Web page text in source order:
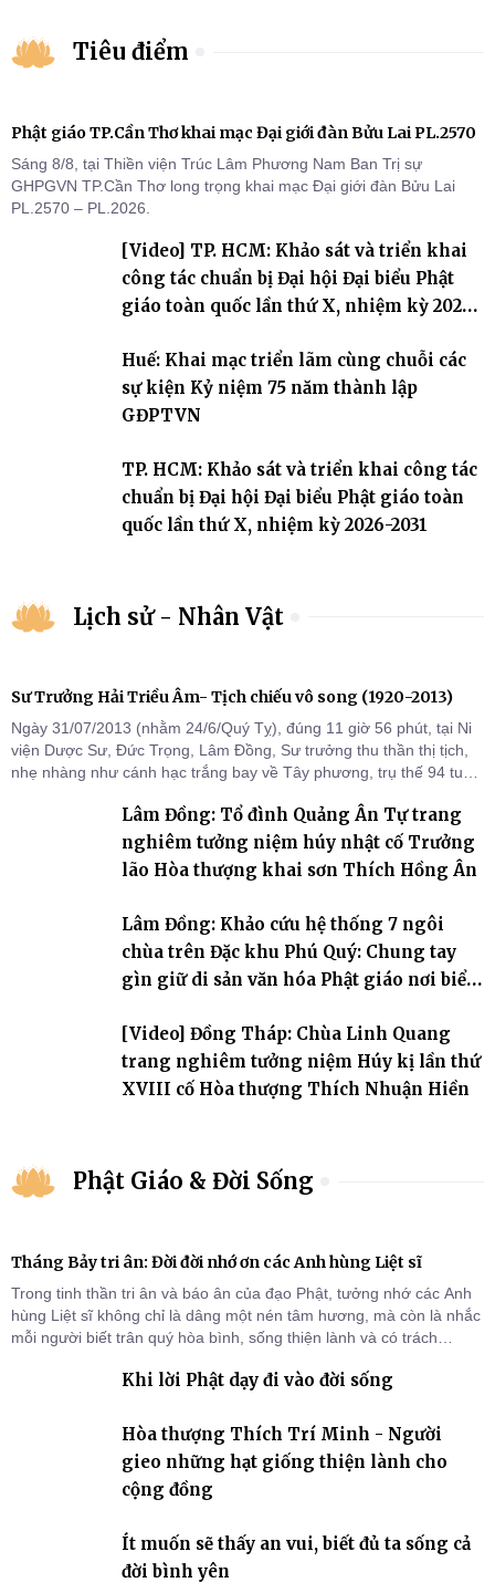
Tiêu điểm
Phật giáo TP.Cần Thơ khai mạc Đại giới đàn Bửu Lai PL.2570
Sáng 8/8, tại Thiền viện Trúc Lâm Phương Nam Ban Trị sự
GHPGVN TP.Cần Thơ long trọng khai mạc Đại giới đàn Bửu Lai
PL.2570 – PL.2026.
[Video] TP. HCM: Khảo sát và triển khai
công tác chuẩn bị Đại hội Đại biểu Phật
giáo toàn quốc lần thứ X, nhiệm kỳ 2026-
Huế: Khai mạc triển lãm cùng chuỗi các
sự kiện Kỷ niệm 75 năm thành lập
GĐPTVN
TP. HCM: Khảo sát và triển khai công tác
chuẩn bị Đại hội Đại biểu Phật giáo toàn
quốc lần thứ X, nhiệm kỳ 2026-2031
Lịch sử - Nhân Vật
Sư Trưởng Hải Triều Âm- Tịch chiếu vô song (1920-2013)
Ngày 31/07/2013 (nhằm 24/6/Quý Tỵ), đúng 11 giờ 56 phút, tại Ni
viện Dược Sư, Đức Trọng, Lâm Đồng, Sư trưởng thu thần thị tịch,
nhẹ nhàng như cánh hạc trắng bay về Tây phương, trụ thế 94 tuổi
Lâm Đồng: Tổ đình Quảng Ân Tự trang
nghiêm tưởng niệm húy nhật cố Trưởng
lão Hòa thượng khai sơn Thích Hồng Ân
Lâm Đồng: Khảo cứu hệ thống 7 ngôi
chùa trên Đặc khu Phú Quý: Chung tay
gìn giữ di sản văn hóa Phật giáo nơi biển
[Video] Đồng Tháp: Chùa Linh Quang
trang nghiêm tưởng niệm Húy kị lần thứ
XVIII cố Hòa thượng Thích Nhuận Hiền
Phật Giáo & Đời Sống
Tháng Bảy tri ân: Đời đời nhớ ơn các Anh hùng Liệt sĩ
Trong tinh thần tri ân và báo ân của đạo Phật, tưởng nhớ các Anh
hùng Liệt sĩ không chỉ là dâng một nén tâm hương, mà còn là nhắc
mỗi người biết trân quý hòa bình, sống thiện lành và có trách
Khi lời Phật dạy đi vào đời sống
Hòa thượng Thích Trí Minh - Người
gieo những hạt giống thiện lành cho
cộng đồng
Ít muốn sẽ thấy an vui, biết đủ ta sống cả
đời bình yên